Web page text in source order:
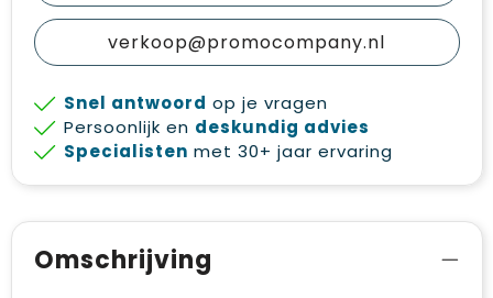
verkoop@promocompany.nl
Snel antwoord op je vragen
Persoonlijk en deskundig advies
Specialisten met 30+ jaar ervaring
Omschrijving